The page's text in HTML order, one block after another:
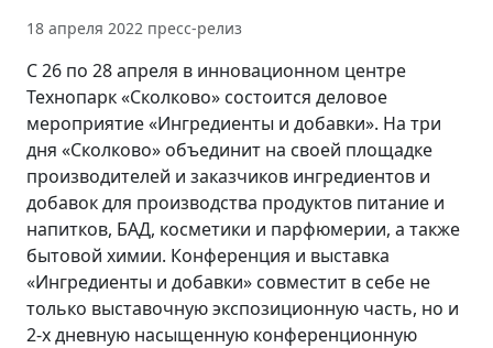
18 апреля 2022 пресс-релиз
С 26 по 28 апреля в инновационном центре
Технопарк «Сколково» состоится деловое
мероприятие «Ингредиенты и добавки». На три
дня «Сколково» объединит на своей площадке
производителей и заказчиков ингредиентов и
добавок для производства продуктов питание и
напитков, БАД, косметики и парфюмерии, а также
бытовой химии. Конференция и выставка
«Ингредиенты и добавки» совместит в себе не
только выставочную экспозиционную часть, но и
2-х дневную насыщенную конференционную